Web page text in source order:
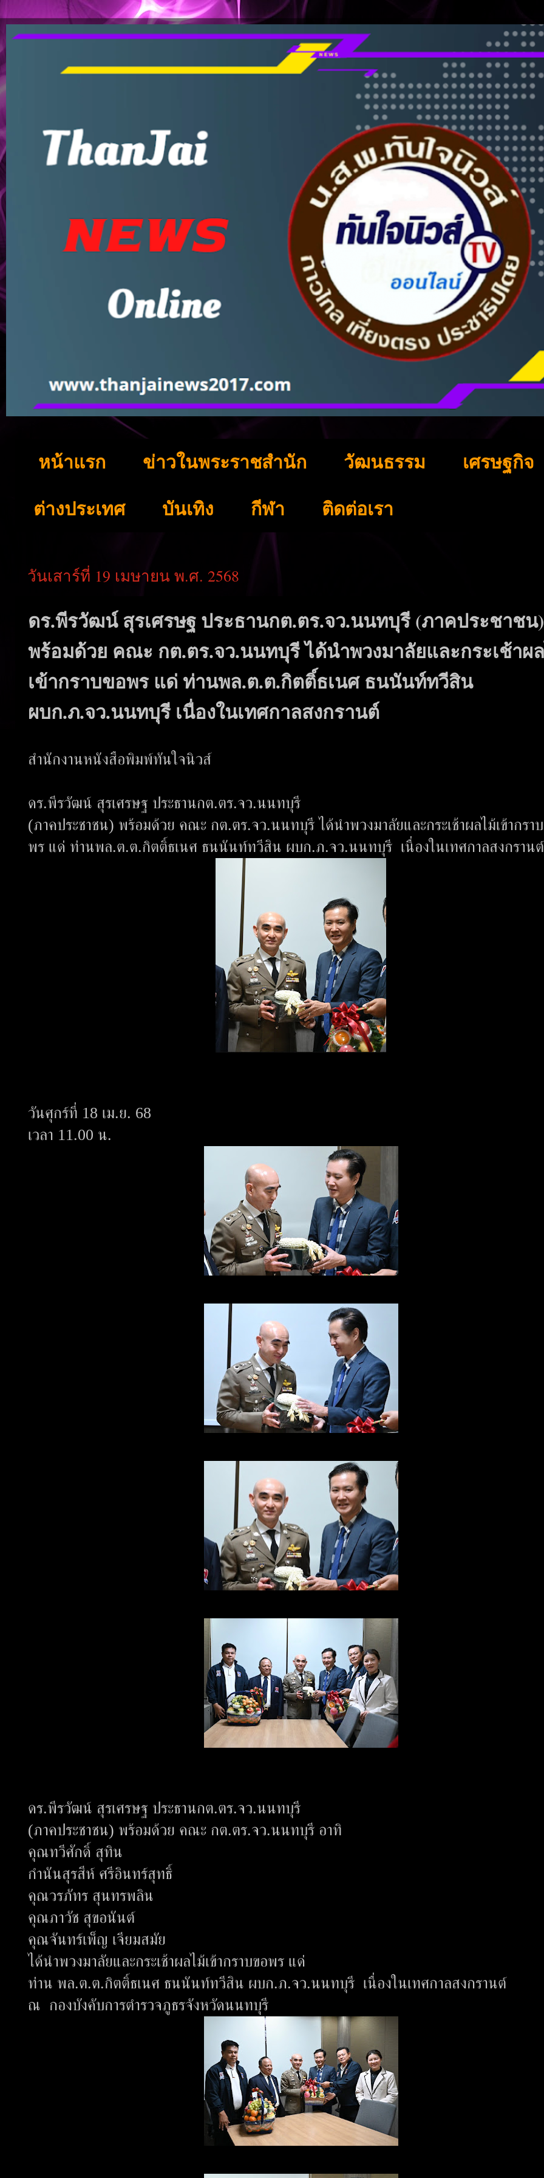
หน้าแรก ข่าวในพระราชสำนัก วัฒนธรรม เศรษฐกิจ
ต่างประเทศ บันเทิง กีฬา ติดต่อเรา
วันเสาร์ที่ 19 เมษายน พ.ศ. 2568
ดร.พีรวัฒน์ สุรเศรษฐ ประธานกต.ตร.จว.นนทบุรี (ภาคประชาชน)
พร้อมด้วย คณะ กต.ตร.จว.นนทบุรี ได้นำพวงมาลัยและกระเช้าผ
เข้ากราบขอพร แด่ ท่านพล.ต.ต.กิตติ์ธเนศ ธนนันท์ทวีสิน
ผบก.ภ.จว.นนทบุรี เนื่องในเทศกาลสงกรานต์
สำนักงานหนังสือพิมพ์ทันใจนิวส์
ดร.พีรวัฒน์ สุรเศรษฐ ประธานกต.ตร.จว.นนทบุรี
(ภาคประชาชน) พร้อมด้วย คณะ กต.ตร.จว.นนทบุรี ได้นำพวงมาลัยและกระเช้าผลไม้เข้ากรา
พร แด่ ท่านพล.ต.ต.กิตติ์ธเนศ ธนนันท์ทวีสิน ผบก.ภ.จว.นนทบุรี เนื่องในเทศกาลสงกรานต์
วันศุกร์ที่ 18 เม.ย. 68
เวลา 11.00 น.
ดร.พีรวัฒน์ สุรเศรษฐ ประธานกต.ตร.จว.นนทบุรี
(ภาคประชาชน) พร้อมด้วย คณะ กต.ตร.จว.นนทบุรี อาทิ
คุณทวีศักดิ์ สุทิน
กำนันสุรสีห์ ศรีอินทร์สุทธิ์
คุณวรภัทร สุนทรพลิน
คุณภาวัช สุขอนันต์
คุณจันทร์เพ็ญ เจียมสมัย
ได้นำพวงมาลัยและกระเช้าผลไม้เข้ากราบขอพร แด่
ท่าน พล.ต.ต.กิตติ์ธเนศ ธนนันท์ทวีสิน ผบก.ภ.จว.นนทบุรี เนื่องในเทศกาลสงกรานต์
ณ กองบังคับการตำรวจภูธรจังหวัดนนทบุรี